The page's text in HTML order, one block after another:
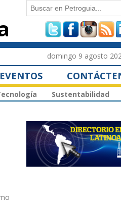
Formulario de
búsqueda
Buscar
domingo 9 agosto
EVENTOS
Sustentabilidad